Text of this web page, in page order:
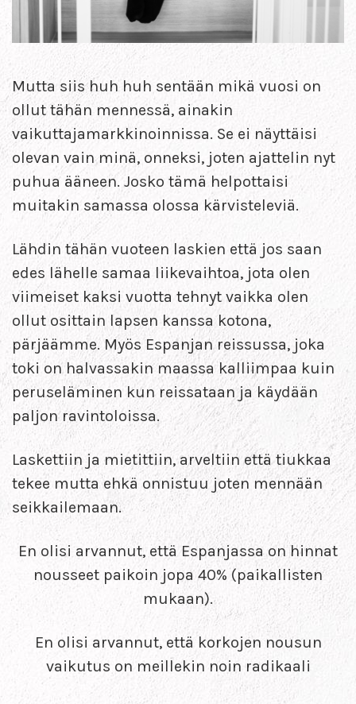
Mutta siis huh huh sentään mikä vuosi on
ollut tähän mennessä, ainakin
vaikuttajamarkkinoinnissa. Se ei näyttäisi
olevan vain minä, onneksi, joten ajattelin nyt
puhua ääneen. Josko tämä helpottaisi
muitakin samassa olossa kärvisteleviä.
Lähdin tähän vuoteen laskien että jos saan
edes lähelle samaa liikevaihtoa, jota olen
viimeiset kaksi vuotta tehnyt vaikka olen
ollut osittain lapsen kanssa kotona,
pärjäämme. Myös Espanjan reissussa, joka
toki on halvassakin maassa kalliimpaa kuin
peruseläminen kun reissataan ja käydään
paljon ravintoloissa.
Laskettiin ja mietittiin, arveltiin että tiukkaa
tekee mutta ehkä onnistuu joten mennään
seikkailemaan.
En olisi arvannut, että Espanjassa on hinnat
nousseet paikoin jopa 40% (paikallisten
mukaan).
En olisi arvannut, että korkojen nousun
vaikutus on meillekin noin radikaali